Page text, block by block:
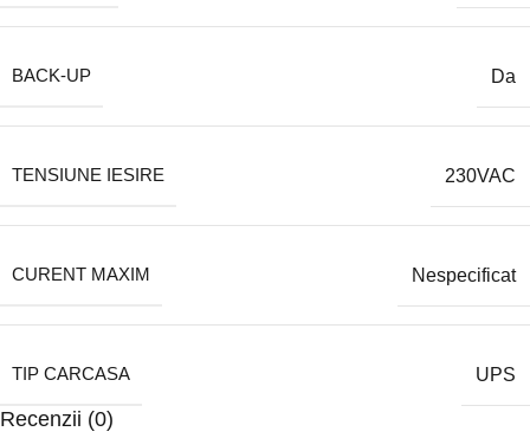
BACK-UP Da
TENSIUNE IESIRE 230VAC
CURENT MAXIM Nespecificat
TIP CARCASA UPS
Recenzii (0)